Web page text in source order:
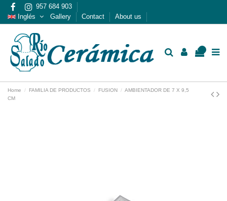
957 684 903
Inglés
Gallery Contact About us
Home FAMILIA DE PRODUCTOS FUSION
AMBIENTADOR DE 7 X 9,5
CM